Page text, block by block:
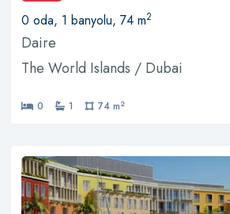
0 oda, 1 banyolu, 74 m2
Daire
The World Islands / Dubai
0 1 74 m2